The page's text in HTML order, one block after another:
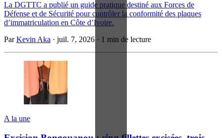
La DGTTC a publié un guide pratique destiné aux Forces de
Défense et de Sécurité pour contrôler la conformité des plaques
d’immatriculation en Côte d’Ivoire.
ParKevin Aka · juil. 7, 2026 · 1 min de lecture
A la une